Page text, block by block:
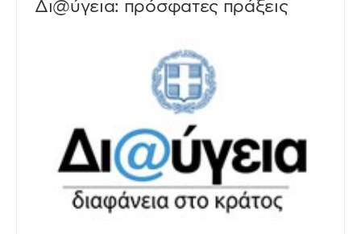
Δι@ύγεια: πρόσφατες πράξεις